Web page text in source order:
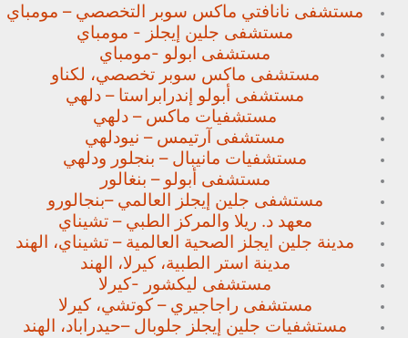
مستشفى نانافتي ماكس سوبر التخصصي – مومباي
مستشفى جلين إيجلز - مومباي
مستشفى ابولو -مومباي
مستشفى ماكس سوبر تخصصي، لكناو
مستشفى أبولو إندرابراستا – دلهي
مستشفيات ماكس – دلهي
مستشفى آرتيمس – نيودلهي
مستشفيات مانيبال – بنجلور ودلهي
مستشفى أبولو – بنغالور
مستشفى جلين إيجلز العالمي –بنجالورو
معهد د. ريلا والمركز الطبي – تشيناي
مدينة جلين ايجلز الصحية العالمية – تشيناي، الهند
مدينة استر الطبية، كيرلا، الهند
مستشفى ليكشور -كيرلا
مستشفى راجاجيري – كوتشي، كيرلا
مستشفيات جلين إيجلز جلوبال –حيدراباد، الهند